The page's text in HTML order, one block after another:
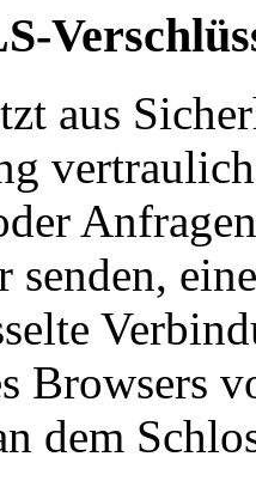
aus
senden,
Browsers
dem